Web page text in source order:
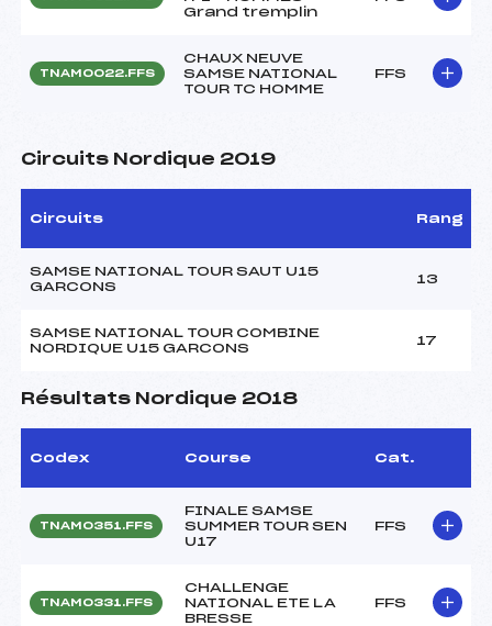
Grand tremplin
TNAM0022.FFS
CHAUX NEUVE
SAMSE NATIONAL
TOUR TC HOMME
FFS
Circuits Nordique 2019
Circuits Rang
SAMSE NATIONAL TOUR SAUT U15
GARCONS
13
SAMSE NATIONAL TOUR COMBINE
NORDIQUE U15 GARCONS
17
Résultats Nordique 2018
Codex Course Cat.
TNAM0351.FFS
FINALE SAMSE
SUMMER TOUR SEN
U17
FFS
TNAM0331.FFS
CHALLENGE
NATIONAL ETE LA
BRESSE
FFS